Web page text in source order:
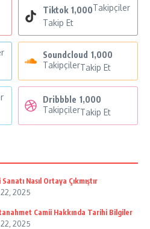
Tiktok 1,000Takipçiler
Takip Et
Soundcloud 1,000
TakipçilerTakip Et
Dribbble 1,000
TakipçilerTakip Et
Sanatı Nasıl Ortaya Çıkmıştır
2025
Camii Hakkında Tarihi Bilgiler
2025